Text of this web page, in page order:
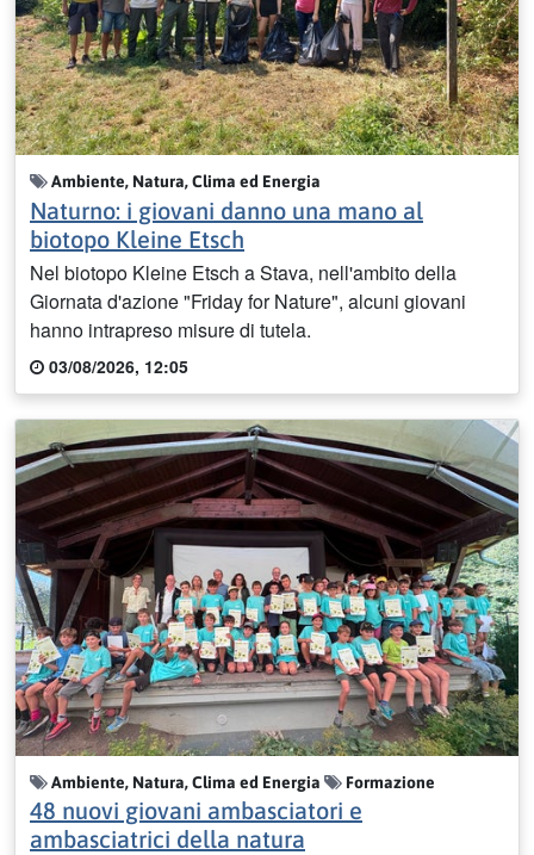
Ambiente, Natura, Clima ed Energia
Naturno: i giovani danno una mano al
biotopo Kleine Etsch
Nel biotopo Kleine Etsch a Stava, nell'ambito della
Giornata d'azione "Friday for Nature", alcuni giovani
hanno intrapreso misure di tutela.
03/08/2026, 12:05
Ambiente, Natura, Clima ed Energia Formazione
48 nuovi giovani ambasciatori e
ambasciatrici della natura